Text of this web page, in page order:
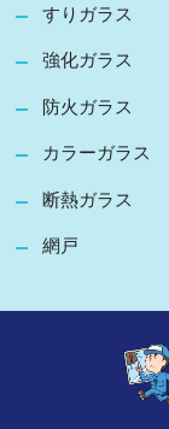
すりガラス
強化ガラス
防火ガラス
カラーガラス
断熱ガラス
網戸